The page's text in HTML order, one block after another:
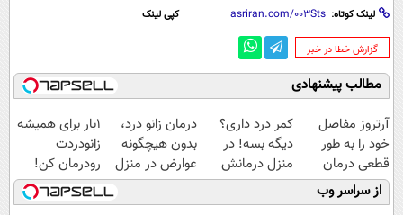
لینک کوتاه: کپی لینک
‌گزارش خطا در خبر
مطالب پیشنهادی
آرتروز مفاصل
خود را به طور
قطعی درمان
کنید!
◗پرسش‌نامه◖
کمر درد داری؟
دیگه بسه! در
منزل درمانش
کن
(◀پرسش‌نامه)
درمان زانو درد،
بدون هیچگونه
عوارض در منزل
(◂پرسش‌نامه)
1بار برای همیشه
زانودردت
رودرمان کن!
(تکنولوژی آلمان)
◂پرسشنامه▸
از سراسر وب